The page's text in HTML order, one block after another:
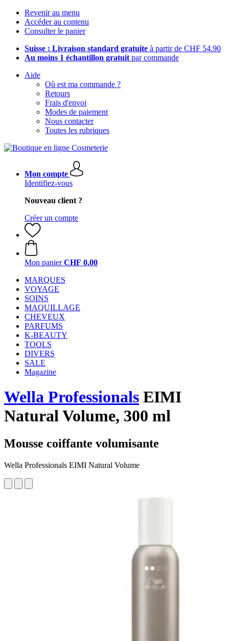
Revenir au menu
Accéder au contenu
Consulter le panier
Suisse : Livraison standard gratuite à partir de CHF 54.90
Au moins 1 échantillon gratuit par commande
Aide
Où est ma commande ?
Retours
Frais d'envoi
Modes de paiement
Nous contacter
Toutes les rubriques
Mon compte
Identifiez-vous
Nouveau client ?
Créer un compte
Mon panier CHF 0.00
MARQUES
VOYAGE
SOINS
MAQUILLAGE
CHEVEUX
PARFUMS
K-BEAUTY
TOOLS
DIVERS
SALE
Magazine
Wella Professionals EIMI
Natural Volume, 300 ml
Mousse coiffante volumisante
Wella Professionals EIMI Natural Volume